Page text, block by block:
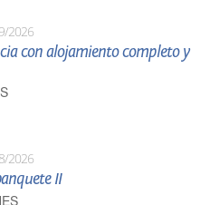
2026
con alojamiento completo y
2026
II